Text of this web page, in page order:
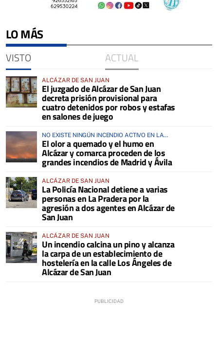
LO MÁS
VISTO ACTUAL
ALCÁZAR DE SAN JUAN
El juzgado de Alcázar de San Juan
decreta prisión provisional para
cuatro detenidos por robos y estafas
en salones de juego
NO EXISTE NINGÚN INCENDIO ACTIVO EN LA
COMARCA
El olor a quemado y el humo en
Alcázar y comarca proceden de los
grandes incendios de Madrid y Ávila
ALCÁZAR DE SAN JUAN
La Policía Nacional detiene a varias
personas en La Pradera por la
agresión a dos agentes en Alcázar de
San Juan
ALCÁZAR DE SAN JUAN
Un incendio calcina un pino y alcanza
la carpa de un establecimiento de
hostelería en la calle Los Ángeles de
Alcázar de San Juan